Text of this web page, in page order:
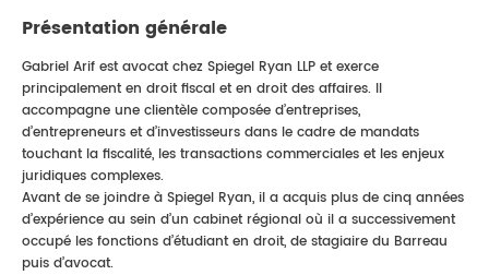
Présentation générale
Gabriel Arif est avocat chez Spiegel Ryan LLP et exerce
principalement en droit fiscal et en droit des affaires. Il
accompagne une clientèle composée d’entreprises,
d’entrepreneurs et d’investisseurs dans le cadre de mandats
touchant la fiscalité, les transactions commerciales et les enjeux
juridiques complexes.
Avant de se joindre à Spiegel Ryan, il a acquis plus de cinq années
d’expérience au sein d’un cabinet régional où il a successivement
occupé les fonctions d’étudiant en droit, de stagiaire du Barreau
puis d’avocat.